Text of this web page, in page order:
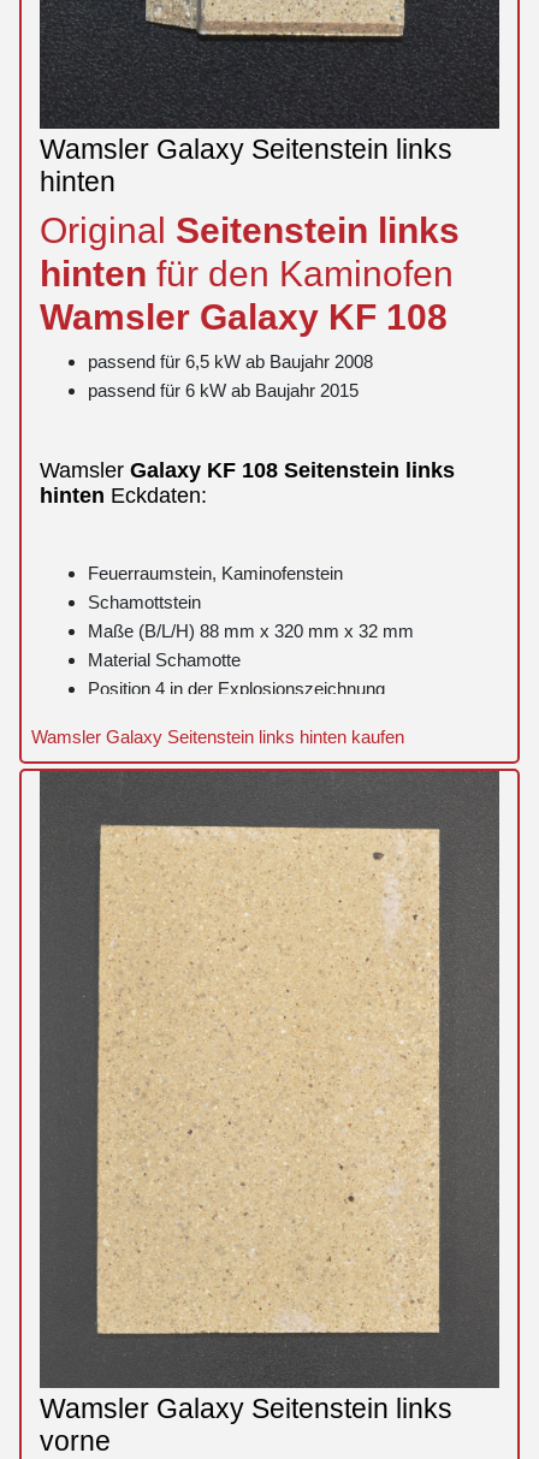
Wamsler Galaxy Seitenstein links
hinten
Original Seitenstein links
hinten für den Kaminofen
Wamsler Galaxy KF 108
passend für 6,5 kW ab Baujahr 2008
passend für 6 kW ab Baujahr 2015
Wamsler Galaxy KF 108 Seitenstein links
hinten Eckdaten:
Feuerraumstein, Kaminofenstein
Schamottstein
Maße (B/L/H) 88 mm x 320 mm x 32 mm
Material Schamotte
Position 4 in der Explosionszeichnung
Wamsler Galaxy Seitenstein links hinten kaufen
Wamsler Galaxy Seitenstein links
vorne